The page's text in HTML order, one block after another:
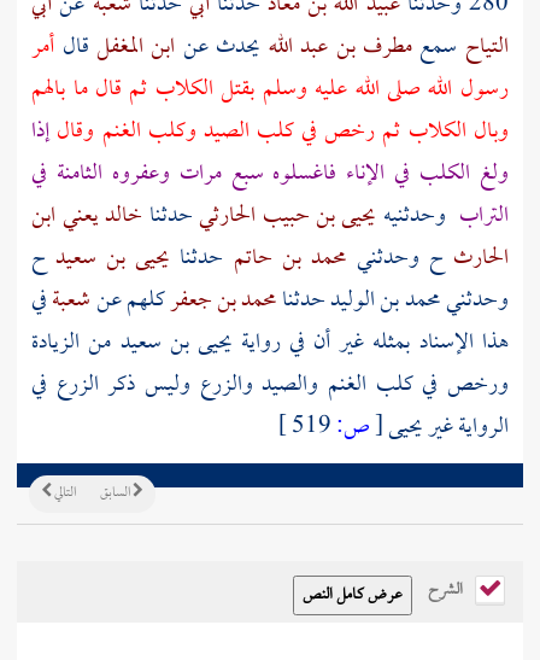
التياح سمعمطرف بن عبد الله يحدث عن ابن المغفلقال أمر
رسول الله صلى الله عليه وسلم بقتل الكلاب ثم قال ما بالهم
وبال الكلاب ثم رخص في كلب الصيد وكلب الغنم وقالإذا
ولغ الكلب في الإناء فاغسلوه سبع مرات وعفروه الثامنة في
التراب وحدثنيه يحيى بن حبيب الحارثيحدثنا خالد يعني ابن
الحارث ح وحدثني محمد بن حاتم حدثنا يحيى بن سعيد ح
وحدثنيمحمد بن الوليدحدثنامحمد بن جعفركلهم عنشعبةفي
هذا الإسناد بمثله غير أن في رواية يحيى بن سعيد من الزيادة
ورخص في كلب الغنم والصيد والزرع وليس ذكر الزرع في
الرواية غيريحيى[ص:
التالي السابق
الشرح